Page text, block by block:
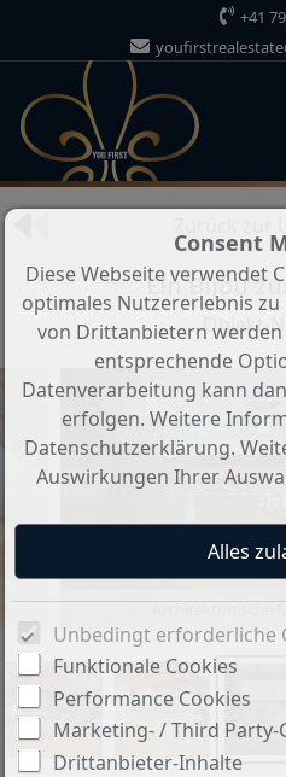
+41
Ein Bijou
Objekt-
Architektonische
Consent
Diese Webseite verwendet
optimales Nutzererlebnis
von Drittanbietern
entsprechende
Datenverarbeitung kann
erfolgen. Weitere
Datenschutzerklärung.
Auswirkungen Ihrer
Unbedingt erforderliche
Funktionale Cookies
Performance Cookies
Marketing- / Third Party-
Drittanbieter-Inhalte